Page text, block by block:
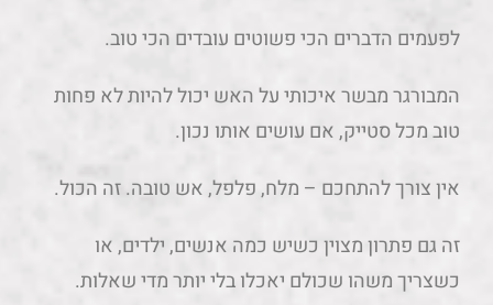
לפעמים הדברים הכי פשוטים עובדים הכי טוב.
המבורגר מבשר איכותי על האש יכול להיות לא פחות
טוב מכל סטייק, אם עושים אותו נכון.
אין צורך להתחכם – מלח, פלפל, אש טובה. זה הכול.
זה גם פתרון מצוין כשיש כמה אנשים, ילדים, או
כשצריך משהו שכולם יאכלו בלי יותר מדי שאלות.